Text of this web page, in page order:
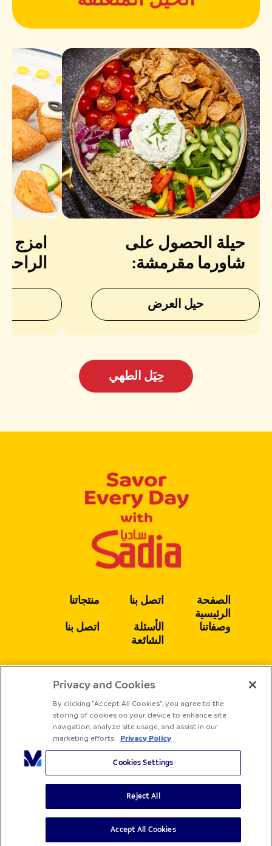
حيلة الحصول على
شاورما مقرمشة:
حيل العرض
امزج
الراحة.
حِيَل الطهي
الصفحة
الرئيسية
وصفاتنا
اتصل بنا
الأسئلة
الشائعة
منتجاتنا
اتصل بنا
يتبع
جميع الحقوق محفوظة لشركة ساديا
الشروط والأحكام
سياسة الخصوصية
Privacy and Cookies
By clicking “Accept All Cookies”, you agree to the
storing of cookies on your device to enhance site
navigation, analyze site usage, and assist in our
marketing efforts. Privacy Policy
Cookies Settings
Reject All
Accept All Cookies